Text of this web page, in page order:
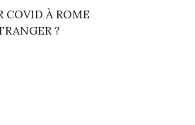
COVID À ROME
?